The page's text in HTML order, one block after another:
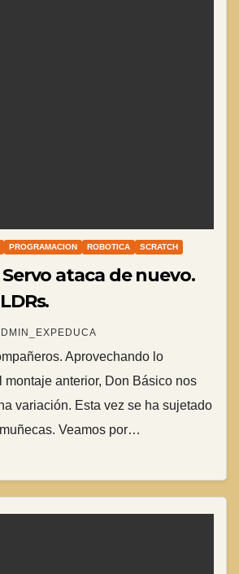
PROGRAMACION ROBOTICA SCRATCH
ataca de nuevo.
Aprovechando lo
montaje anterior, Don Básico nos
variación. Esta vez se ha sujetado
Veamos por…